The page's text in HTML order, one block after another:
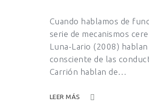
Cuando hablamos de
serie de mecanismos
Luna-Lario (2008)
consciente de las
Carrión hablan de…
LEER MÁS